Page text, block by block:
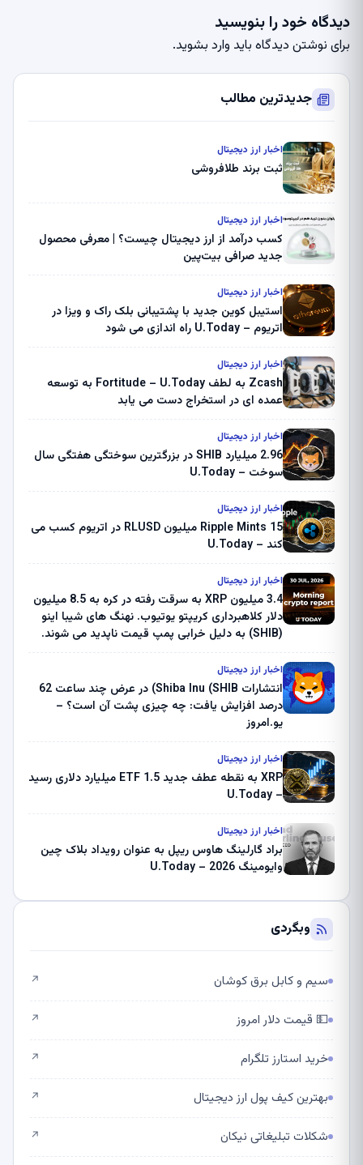
دیدگاه خود را بنویسید
برای نوشتن دیدگاه باید وارد بشوید.
جدیدترین مطالب
اخبار ارز دیجیتال
ثبت برند طلافروشی
اخبار ارز دیجیتال
کسب درآمد از ارز دیجیتال چیست؟ | معرفی محصول
جدید صرافی بیت‌پین
اخبار ارز دیجیتال
استیبل کوین جدید با پشتیبانی بلک راک و ویزا در
اتریوم – U.Today راه اندازی می شود
اخبار ارز دیجیتال
Zcash به لطف Fortitude – U.Today به توسعه
عمده ای در استخراج دست می یابد
اخبار ارز دیجیتال
2.96 میلیارد SHIB در بزرگترین سوختگی هفتگی سال
سوخت – U.Today
اخبار ارز دیجیتال
Ripple Mints 15 میلیون RLUSD در اتریوم کسب می
کند – U.Today
اخبار ارز دیجیتال
3.4 میلیون XRP به سرقت رفته در کره به 8.5 میلیون
دلار کلاهبرداری کریپتو یوتیوب. نهنگ های شیبا اینو
(SHIB) به دلیل خرابی پمپ قیمت ناپدید می شوند.
ثبت کرد – گزارش کریپتو صبح – U.Today
اخبار ارز دیجیتال
انتشارات Shiba Inu (SHIB) در عرض چند ساعت 62
درصد افزایش یافت: چه چیزی پشت آن است؟ –
یو.امروز
اخبار ارز دیجیتال
XRP به نقطه عطف جدید ETF 1.5 میلیارد دلاری رسید
– U.Today
اخبار ارز دیجیتال
براد گارلینگ هاوس ریپل به عنوان رویداد بلاک چین
وایومینگ 2026 – U.Today
وبگردی
سیم و کابل برق کوشان ↗
💵 قیمت دلار امروز ↗
خرید استارز تلگرام ↗
بهترین کیف پول ارز دیجیتال ↗
شکلات تبلیغاتی نیکان ↗